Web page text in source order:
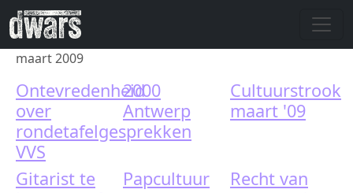
Skip to main content
maart 2009
Ontevredenheid
over
rondetafelgesprekken
VVS
2000
Antwerp
Cultuurstrook
maart '09
Gitarist te
Papcultuur
Recht van